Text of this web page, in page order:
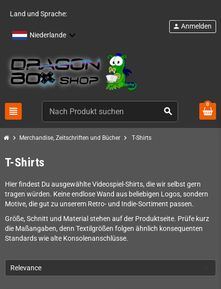
Land und Sprache:
Niederlande
view_headline search
person Anmelden
0
chevron_right Merchandise, Zeitschriften und Bücher chevron_right T-Shirts
T-Shirts
Hier findest Du ausgewählte Videospiel-Shirts, die wir selbst gern
tragen würden. Keine endlose Wand aus beliebigen Logos, sondern
Motive, die gut zu unserem Retro- und Indie-Sortiment passen.
Größe, Schnitt und Material stehen auf der Produktseite. Prüfe kurz
die Maßangaben, denn Textilgrößen folgen ähnlich konsequenten
Standards wie alte Konsolenanschlüsse.
Relevance